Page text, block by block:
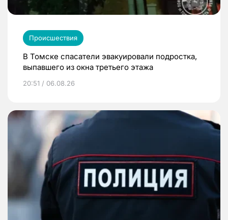
Происшествия
В Томске спасатели эвакуировали подростка,
выпавшего из окна третьего этажа
20:51 / 06.08.26